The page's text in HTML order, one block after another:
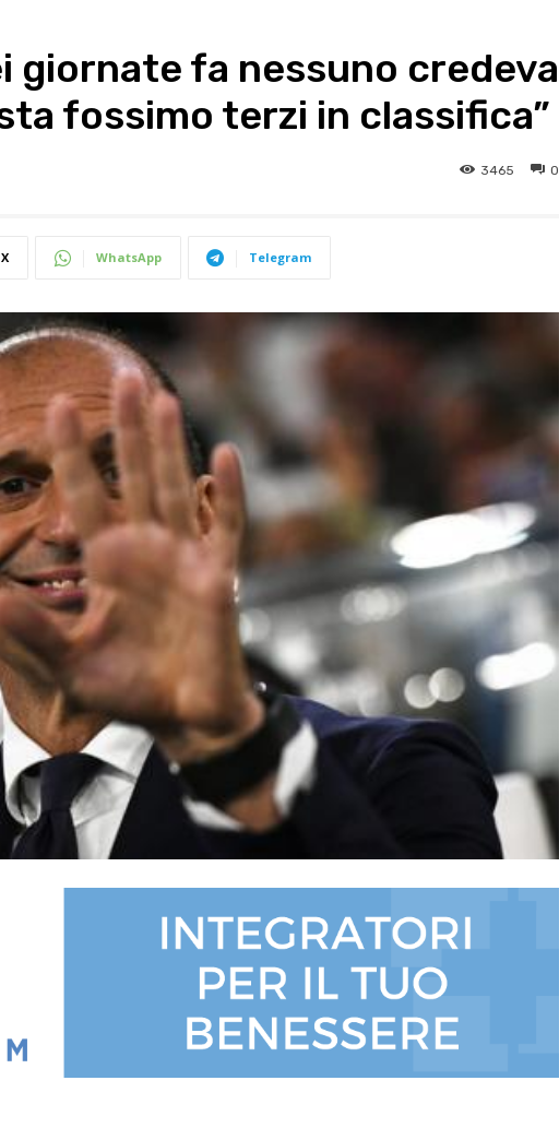
giornate fa nessuno credeva
fossimo terzi in classifica”
0
3465
X WhatsApp Telegram